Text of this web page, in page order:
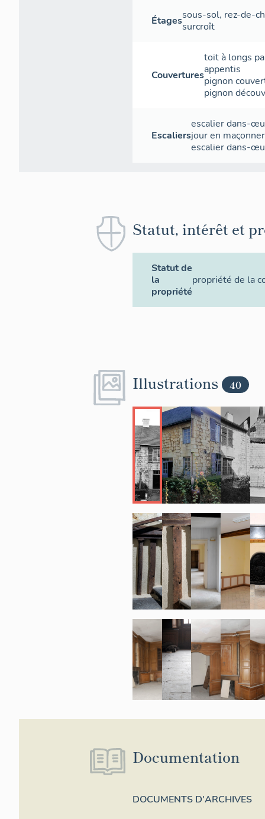
Étagessous-sol, rez-de-
surcroît
Couvertures
toit à longs
appentis
pignon
pignon
Escaliers
escalier dans-
jouren
escalier dans-
Statut, intérêt et
Statut de
la
propriété
propriété de la
Illustrations 40
Documentation
DOCUMENTS D'ARCHIVES